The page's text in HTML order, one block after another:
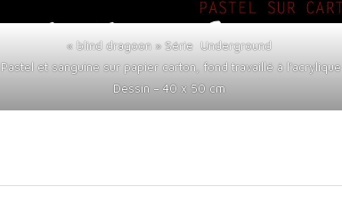
« blind dragoon » Série Underground
Pastel et sanguine sur papier carton, fond travaillé à l’acrylique
Dessin – 40 x 50 cm